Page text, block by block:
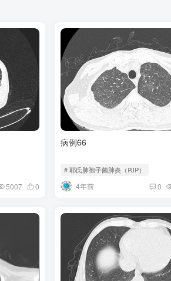
5007 0
病例66
# 耶氏肺孢子菌肺炎（PJP）
4年前 0